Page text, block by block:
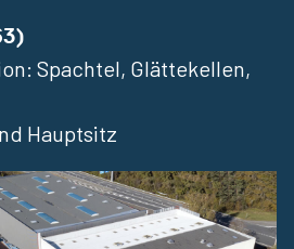
Spachtel, Glättekellen,
Hauptsitz